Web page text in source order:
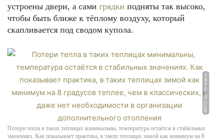
устроены двери, а сами грядки подняты так высоко,
чтобы быть ближе к тёплому воздуху, который
скапливается под сводом купола.
ФОТО: teplica-exp.ru
Потери тепла в таких теплицах минимальны, температура остаётся в стабильных
значениях. Как показывает практика, в таких теплицах зимой как минимум на 8